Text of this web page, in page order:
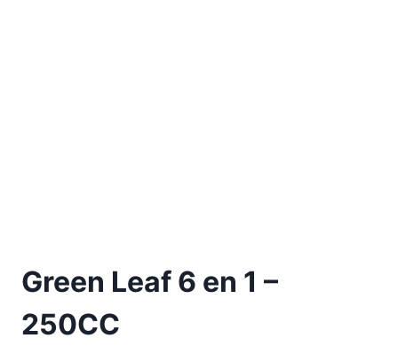
Green Leaf 6 en 1 –
250CC